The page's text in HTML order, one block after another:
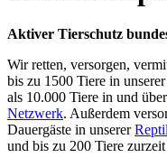
Aktiver Tierschutz
Wir retten, versorgen,
bis zu 1500 Tiere in
als 10.000 Tiere in und über
Netzwerk. Außerdem
Dauergäste in unserer
und bis zu 200 Tiere